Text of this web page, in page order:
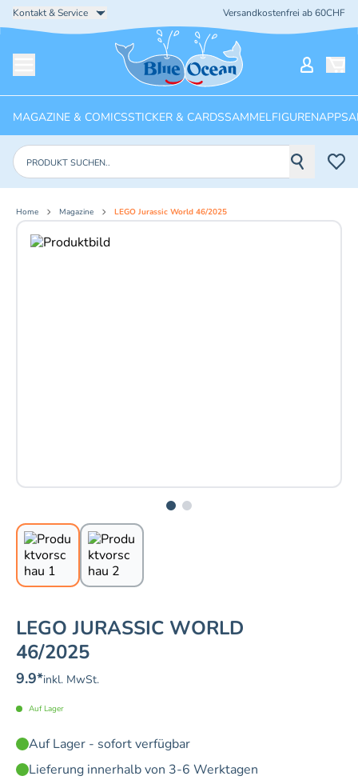
Kontakt & Service Versandkostenfrei ab 60CHF
Startseite
MAGAZINE & COMICSSTICKER & CARDSSAMMELFIGURENAPPS
Produkte suchen
Home Magazine LEGO Jurassic World 46/2025
Aktuelles Bild: 1 von 2
LEGO JURASSIC WORLD
46/2025
9.9*inkl. MwSt.
Auf Lager
Auf Lager - sofort verfügbar
Lieferung innerhalb von 3-6 Werktagen